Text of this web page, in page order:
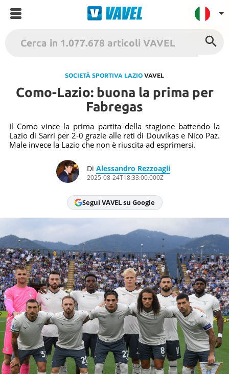
UK
México
Argentina
Termini
Chi siamo
SOCIETÀ SPORTIVA LAZIO VAVEL
Como-Lazio: buona la prima per
Fabregas
Il Como vince la prima partita della stagione battendo la
Lazio di Sarri per 2-0 grazie alle reti di Douvikas e Nico Paz.
Male invece la Lazio che non è riuscita ad esprimersi.
Di Alessandro Rezzoagli
2025-08-24T18:33:00.000Z
Segui VAVEL su Google